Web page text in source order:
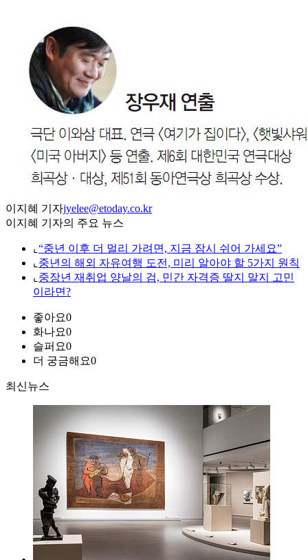
이지혜 기자jyelee@etoday.co.kr
이지혜 기자의 주요 뉴스
⌞ “중년 이후 더 멀리 가려면, 지금 잠시 쉬어 가세요”
⌞ 중년의 해외 자유여행 도전, 미리 알아야 할 5가지 원칙
⌞ 중장년 재취업 양날의 검, 민간 자격증 딸지 말지 고민
이라면?
좋아요0
화나요0
슬퍼요0
더 궁금해요0
최신뉴스